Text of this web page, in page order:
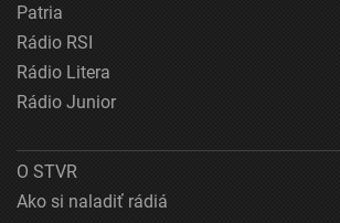
Patria
Rádio RSI
Rádio Litera
Rádio Junior
O STVR
Ako si naladiť rádiá